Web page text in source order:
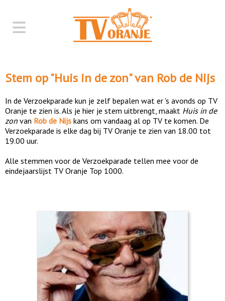
Stem op "Huis in de zon" van Rob de Nijs
In de Verzoekparade kun je zelf bepalen wat er 's avonds op TV
Oranje te zien is. Als je hier je stem uitbrengt, maakt Huis in de
zon van Rob de Nijs kans om vandaag al op TV te komen. De
Verzoekparade is elke dag bij TV Oranje te zien van 18.00 tot
19.00 uur.
Alle stemmen voor de Verzoekparade tellen mee voor de
eindejaarslijst TV Oranje Top 1000.